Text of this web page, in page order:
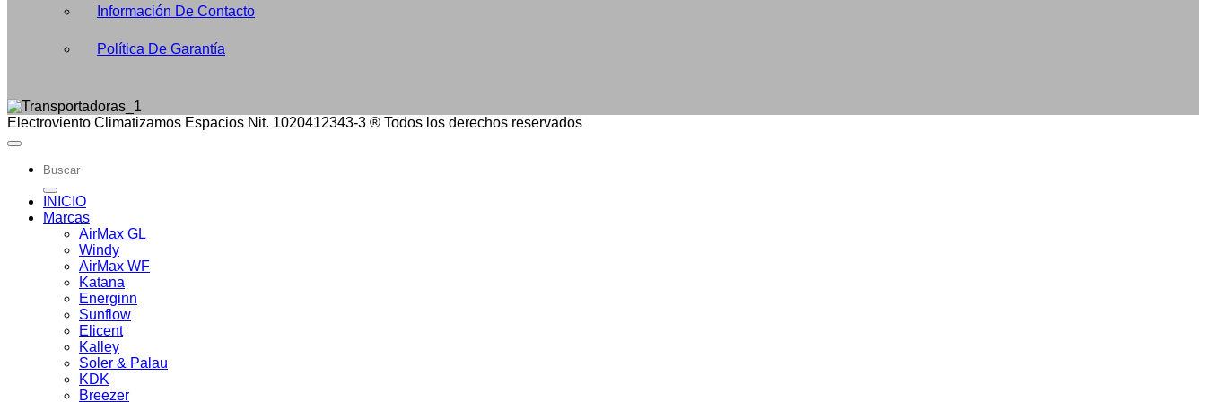
Información De Contacto
Política De Garantía
Electroviento Climatizamos Espacios Nit. 1020412343-3 ® Todos los derechos reservados
Buscar
por:
INICIO
Marcas
AirMax GL
Windy
AirMax WF
Katana
Energinn
Sunflow
Elicent
Kalley
Soler & Palau
KDK
Breezer